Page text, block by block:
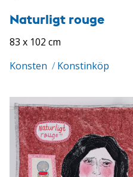
Naturligt rouge
83 x 102 cm
Konsten / Konstinköp